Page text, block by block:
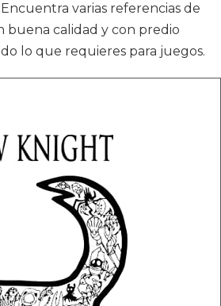
varias referencias de
buena calidad y con predio
lo que requieres para juegos.